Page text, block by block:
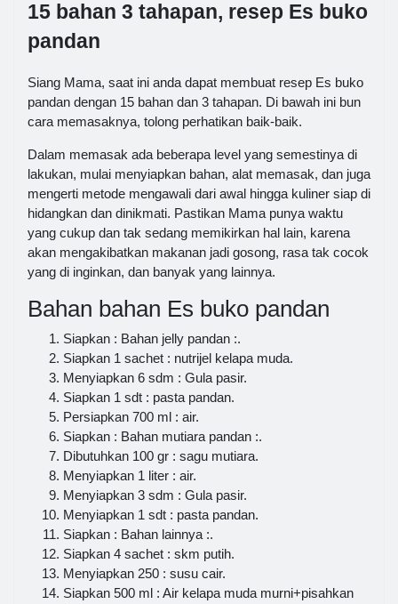
15 bahan 3 tahapan, resep Es buko
pandan
Siang Mama, saat ini anda dapat membuat resep Es buko
pandan dengan 15 bahan dan 3 tahapan. Di bawah ini bun
cara memasaknya, tolong perhatikan baik-baik.
Dalam memasak ada beberapa level yang semestinya di
lakukan, mulai menyiapkan bahan, alat memasak, dan juga
mengerti metode mengawali dari awal hingga kuliner siap di
hidangkan dan dinikmati. Pastikan Mama punya waktu
yang cukup dan tak sedang memikirkan hal lain, karena
akan mengakibatkan makanan jadi gosong, rasa tak cocok
yang di inginkan, dan banyak yang lainnya.
Bahan bahan Es buko pandan
Siapkan : Bahan jelly pandan :.
Siapkan 1 sachet : nutrijel kelapa muda.
Menyiapkan 6 sdm : Gula pasir.
Siapkan 1 sdt : pasta pandan.
Persiapkan 700 ml : air.
Siapkan : Bahan mutiara pandan :.
Dibutuhkan 100 gr : sagu mutiara.
Menyiapkan 1 liter : air.
Menyiapkan 3 sdm : Gula pasir.
Menyiapkan 1 sdt : pasta pandan.
Siapkan : Bahan lainnya :.
Siapkan 4 sachet : skm putih.
Menyiapkan 250 : susu cair.
Siapkan 500 ml : Air kelapa muda murni+pisahkan